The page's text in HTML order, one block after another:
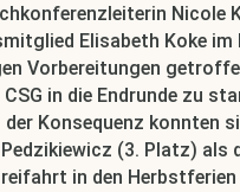
Nicole
Elisabeth Koke im
Vorbereitungen
in die Endrunde zu
Konsequenz konnten
(3. Platz) als
in den